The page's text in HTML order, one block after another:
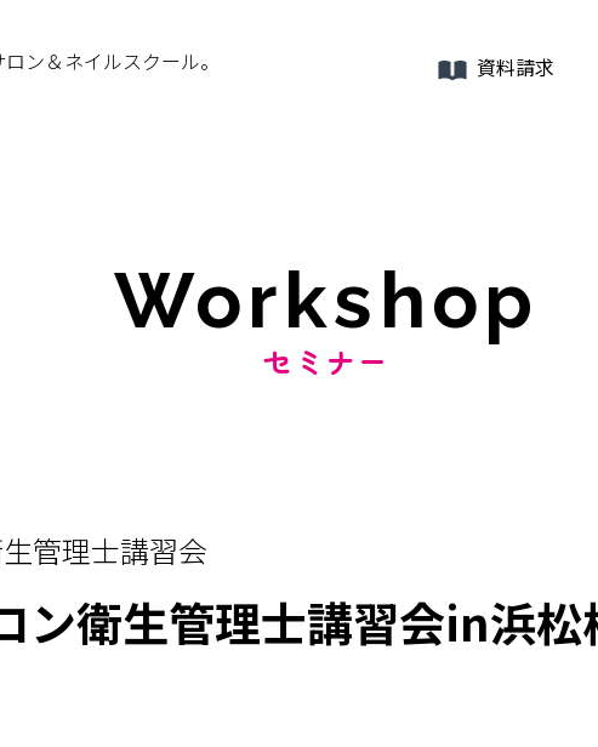
ン＆ネイルスクール。 資料請求
Workshop
セミナー
管理士講習会
ン衛生管理士講習会in浜松